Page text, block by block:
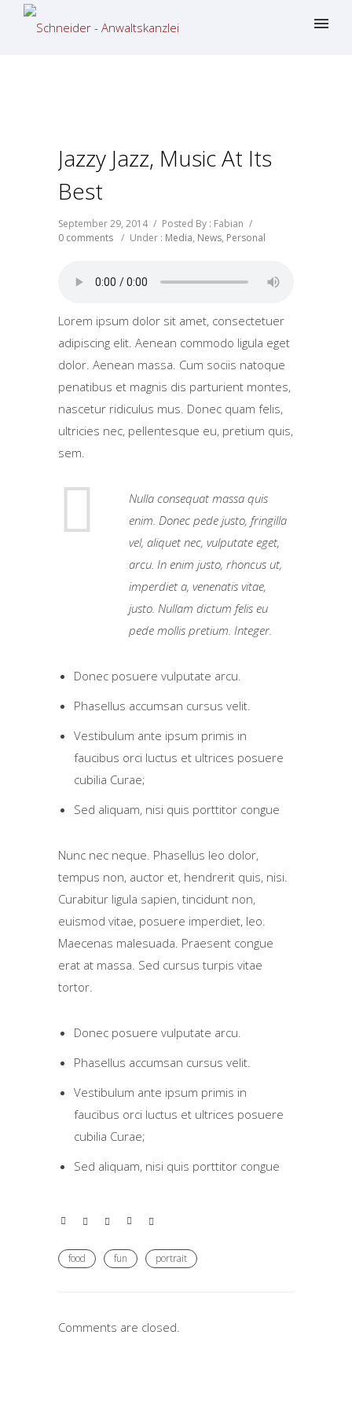
Jazzy Jazz, Music At Its
Best
September 29, 2014 / Posted By : Fabian /
0 comments / Under : Media, News, Personal
Lorem ipsum dolor sit amet, consectetuer
adipiscing elit. Aenean commodo ligula eget
dolor. Aenean massa. Cum sociis natoque
penatibus et magnis dis parturient montes,
nascetur ridiculus mus. Donec quam felis,
ultricies nec, pellentesque eu, pretium quis,
sem.
Nulla consequat massa quis
enim. Donec pede justo, fringilla
vel, aliquet nec, vulputate eget,
arcu. In enim justo, rhoncus ut,
imperdiet a, venenatis vitae,
justo. Nullam dictum felis eu
pede mollis pretium. Integer.
Donec posuere vulputate arcu.
Phasellus accumsan cursus velit.
Vestibulum ante ipsum primis in
faucibus orci luctus et ultrices posuere
cubilia Curae;
Sed aliquam, nisi quis porttitor congue
Nunc nec neque. Phasellus leo dolor,
tempus non, auctor et, hendrerit quis, nisi.
Curabitur ligula sapien, tincidunt non,
euismod vitae, posuere imperdiet, leo.
Maecenas malesuada. Praesent congue
erat at massa. Sed cursus turpis vitae
tortor.
Donec posuere vulputate arcu.
Phasellus accumsan cursus velit.
Vestibulum ante ipsum primis in
faucibus orci luctus et ultrices posuere
cubilia Curae;
Sed aliquam, nisi quis porttitor congue
food fun portrait
Comments are closed.